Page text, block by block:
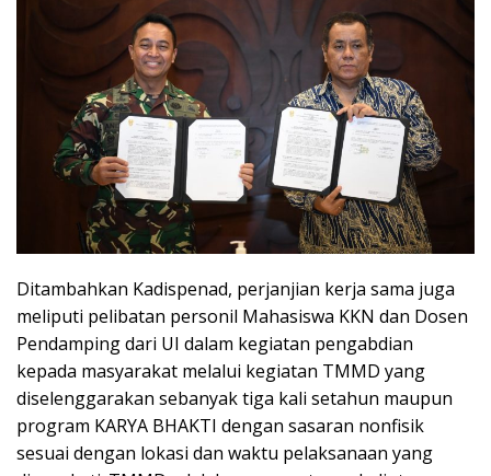
Ditambahkan Kadispenad, perjanjian kerja sama juga
meliputi pelibatan personil Mahasiswa KKN dan Dosen
Pendamping dari UI dalam kegiatan pengabdian
kepada masyarakat melalui kegiatan TMMD yang
diselenggarakan sebanyak tiga kali setahun maupun
program KARYA BHAKTI dengan sasaran nonfisik
sesuai dengan lokasi dan waktu pelaksanaan yang